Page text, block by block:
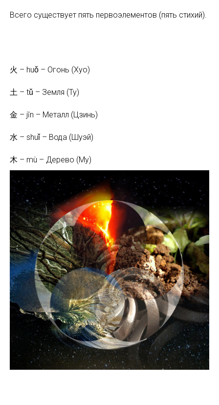
Всего существует пять первоэлементов (пять стихий).
火 – huǒ – Огонь (Хуо)
土 – tǔ – Земля (Ту)
金 – jīn – Металл (Цзинь)
水 – shuǐ – Вода (Шуэй)
木 – mù – Дерево (My)